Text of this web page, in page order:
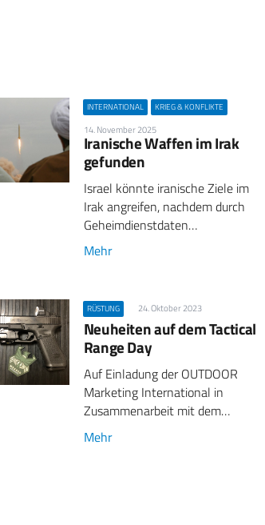
INTERNATIONAL KRIEG & KONFLIKTE
14. November 2025
Iranische Waffen im Irak
gefunden
Israel könnte iranische Ziele im
Irak angreifen, nachdem durch
Geheimdienstdaten…
Mehr
RÜSTUNG 24. Oktober 2023
Neuheiten auf dem Tactical
Range Day
Auf Einladung der OUTDOOR
Marketing International in
Zusammenarbeit mit dem…
Mehr